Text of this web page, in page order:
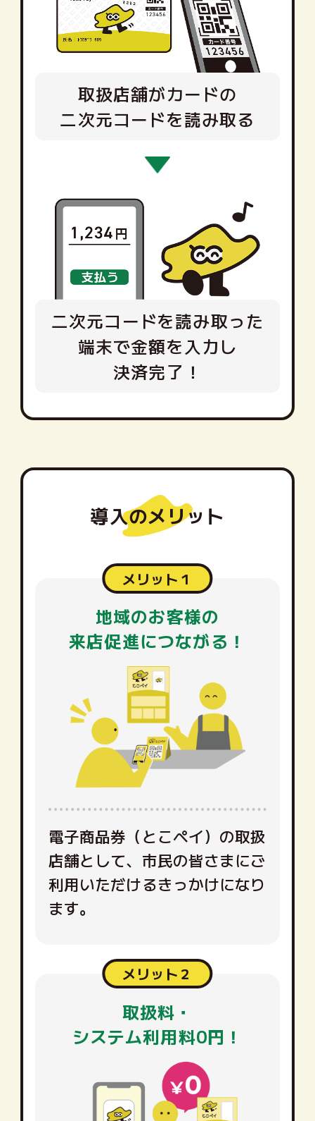
取扱店舗がカードの
二次元コードを読み取る
二次元コードを読み取った
端末で金額を入力し
決済完了！
導入のメリット
メリット１
地域のお客様の
来店促進につながる！
電子商品券（とこペイ）の取扱
店舗として、市民の皆さまにご
利用いただけるきっかけになり
ます。
メリット２
取扱料・
システム利用料0円！